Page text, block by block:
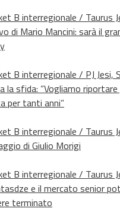
B interregionale / Taurus
di Mario Mancini: sarà il
B interregionale / PJ Jesi,
la sfida: “Vogliamo riportare
per tanti anni”
B interregionale / Taurus
di Giulio Morigi
B interregionale / Taurus
e il mercato senior
terminato